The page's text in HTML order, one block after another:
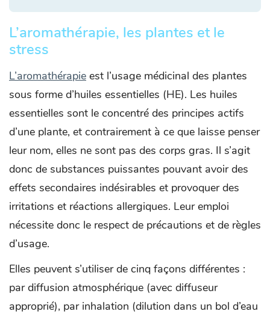
L’aromathérapie, les plantes et le
stress
L’aromathérapie est l’usage médicinal des plantes
sous forme d’huiles essentielles (HE). Les huiles
essentielles sont le concentré des principes actifs
d’une plante, et contrairement à ce que laisse penser
leur nom, elles ne sont pas des corps gras. Il s’agit
donc de substances puissantes pouvant avoir des
effets secondaires indésirables et provoquer des
irritations et réactions allergiques. Leur emploi
nécessite donc le respect de précautions et de règles
d’usage.
Elles peuvent s’utiliser de cinq façons différentes :
par diffusion atmosphérique (avec diffuseur
approprié), par inhalation (dilution dans un bol d’eau